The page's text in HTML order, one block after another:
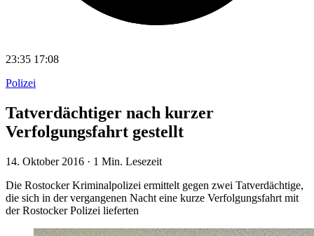
23:35 17:08
Polizei
Tatverdächtiger nach kurzer
Verfolgungsfahrt gestellt
14. Oktober 2016 · 1 Min. Lesezeit
Die Rostocker Kriminalpolizei ermittelt gegen zwei Tatverdächtige,
die sich in der vergangenen Nacht eine kurze Verfolgungsfahrt mit
der Rostocker Polizei lieferten